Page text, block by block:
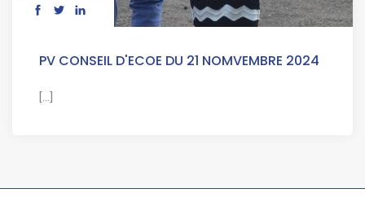
PV CONSEIL D'ECOE DU 21 NOMVEMBRE 2024
[...]